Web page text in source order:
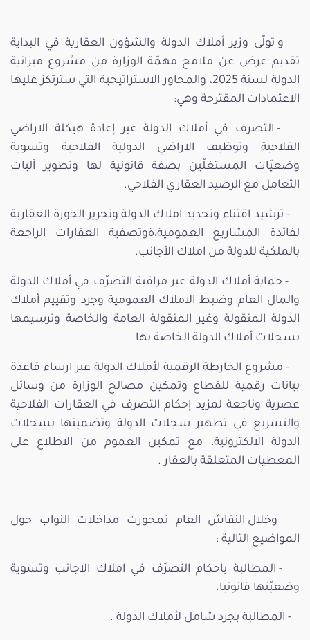
و تولّى وزير أملاك الدولة والشؤون العقارية في البداية
تقديم عرض عن ملامح مهمّة الوزارة من مشروع ميزانية
الدولة لسنة 2025، والمحاور الاستراتيجية التي سترتكز عليها
الاعتمادات المقترحة وهي:
- التصرف في أملاك الدولة عبر إعادة هيكلة الاراضي
الفلاحية وتوظيف الاراضي الدولية الفلاحية وتسوية
وضعيّات المستغلّين بصفة قانونية لها وتطوير آليات
التعامل مع الرصيد العقاري الفلاحي.
- ترشيد اقتناء وتحديد املاك الدولة وتحرير الحوزة العقارية
لفائدة المشاريع العمومية،ةوتصفية العقارات الراجعة
بالملكية للدولة من املاك الأجانب.
- حماية أملاك الدولة عبر مراقبة التصرّف في أملاك الدولة
والمال العام وضبط الاملاك العمومية وجرد وتقييم أملاك
الدولة المنقولة وغير المنقولة العامة والخاصة وترسيمها
بسجلات أملاك الدولة الخاصة بها.
- مشروع الخارطة الرقمية لأملاك الدولة عبر ارساء قاعدة
بيانات رقمية للقطاع وتمكين مصالح الوزارة من وسائل
عصرية وناجعة لمزيد إحكام التصرف في العقارات الفلاحية
والتسريع في تطهير سجلات الدولة وتضمينها بسجلات
الدولة الالكترونية، مع تمكين العموم من الاطلاع على
المعطيات المتعلقة بالعقار .
وخلال النقاش العام تمحورت مداخلات النواب حول
المواضيع التالية :
- المطالبة باحكام التصرّف في املاك الاجانب وتسوية
وضعيّتها قانونيا.
- المطالبة بجرد شامل لأملاك الدولة .